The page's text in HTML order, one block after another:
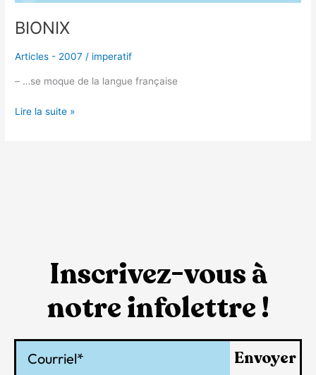
BIONIX
Articles - 2007 / imperatif
– …se moque de la langue française
Lire la suite »
Inscrivez-vous à
notre infolettre !
Envoyer